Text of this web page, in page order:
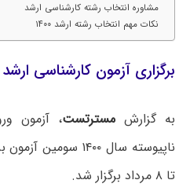
مشاوره انتخاب رشته کارشناسی ارشد
نکات مهم انتخاب رشته ارشد ۱۴۰۰
برگزاری آزمون کارشناسی ارشد ۱۴۰۰
به گزارشمسترتست، آزمون
تا ۸ مرداد برگزار شد.